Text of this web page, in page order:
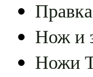
Нож и
Ножи